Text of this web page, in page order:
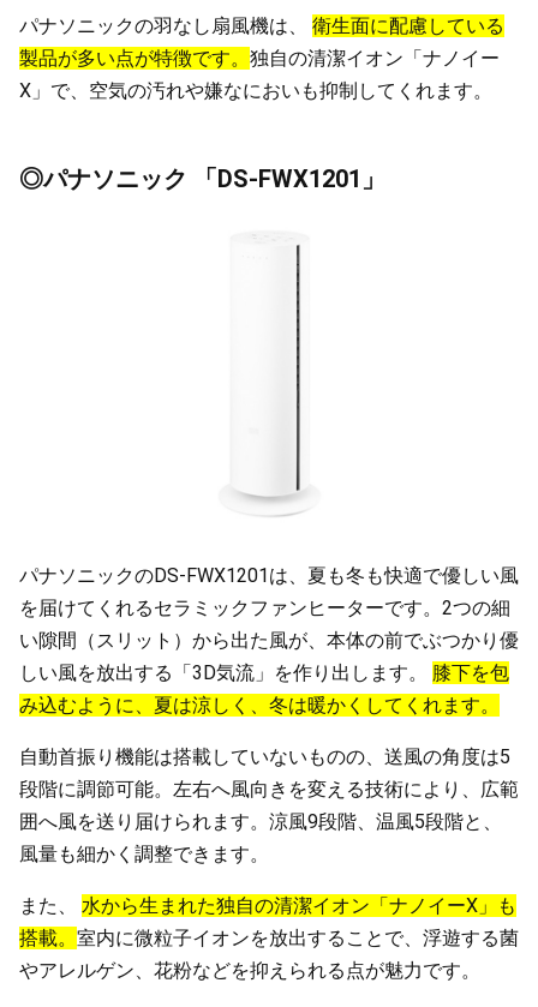
パナソニックの羽なし扇風機は、 衛生面に配慮している
製品が多い点が特徴です。 独自の清潔イオン「ナノイー
X」で、空気の汚れや嫌なにおいも抑制してくれます。
◎パナソニック 「DS-FWX1201」
パナソニックのDS-FWX1201は、夏も冬も快適で優しい風
を届けてくれるセラミックファンヒーターです。2つの細
い隙間（スリット）から出た風が、本体の前でぶつかり優
しい風を放出する「3D気流」を作り出します。 膝下を包
み込むように、夏は涼しく、冬は暖かくしてくれます。
自動首振り機能は搭載していないものの、送風の角度は5
段階に調節可能。左右へ風向きを変える技術により、広範
囲へ風を送り届けられます。涼風9段階、温風5段階と、
風量も細かく調整できます。
また、 水から生まれた独自の清潔イオン「ナノイーX」も
搭載。 室内に微粒子イオンを放出することで、浮遊する菌
やアレルゲン、花粉などを抑えられる点が魅力です。